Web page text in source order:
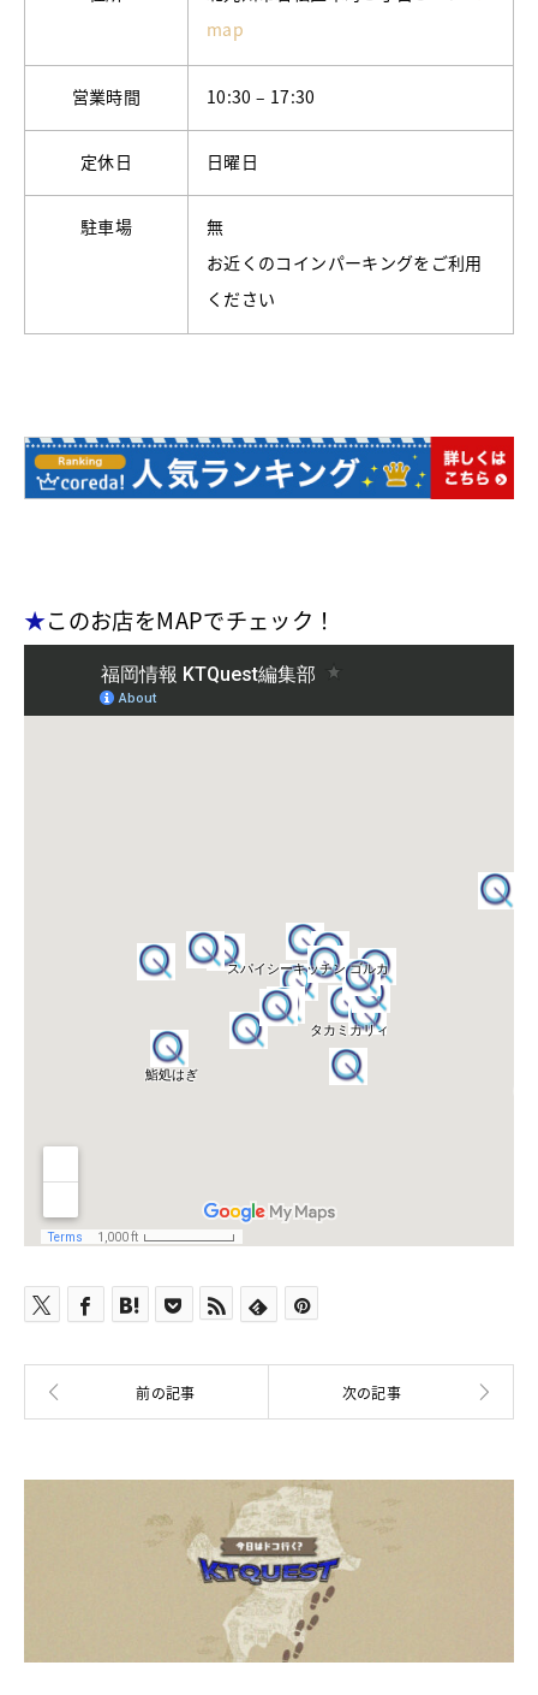
map
営業時間 10:30 – 17:30
定休日 日曜日
駐車場
無
お近くのコインパーキングをご利用
ください
★このお店をMAPでチェック！